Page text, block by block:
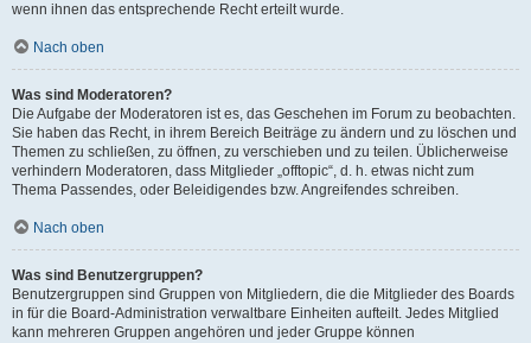
wenn ihnen das entsprechende Recht erteilt wurde.
Nach oben
Was sind Moderatoren?
Die Aufgabe der Moderatoren ist es, das Geschehen im Forum zu beobachten.
Sie haben das Recht, in ihrem Bereich Beiträge zu ändern und zu löschen und
Themen zu schließen, zu öffnen, zu verschieben und zu teilen. Üblicherweise
verhindern Moderatoren, dass Mitglieder „offtopic“, d. h. etwas nicht zum
Thema Passendes, oder Beleidigendes bzw. Angreifendes schreiben.
Nach oben
Was sind Benutzergruppen?
Benutzergruppen sind Gruppen von Mitgliedern, die die Mitglieder des Boards
in für die Board-Administration verwaltbare Einheiten aufteilt. Jedes Mitglied
kann mehreren Gruppen angehören und jeder Gruppe können